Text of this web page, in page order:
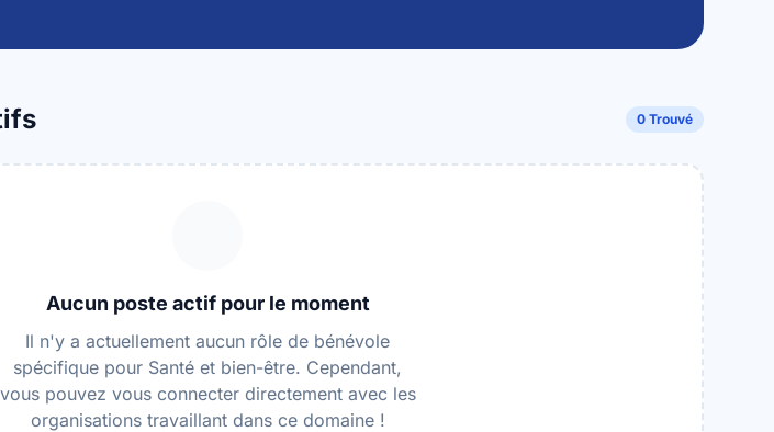
0 Trouvé
Aucun poste actif pour le moment
Il n'y a actuellement aucun rôle de bénévole
spécifique pour Santé et bien-être. Cependant,
vous pouvez vous connecter directement avec les
organisations travaillant dans ce domaine !